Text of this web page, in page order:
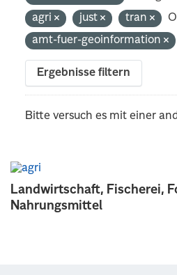
Landwirtschaft, Fischerei,
Nahrungsmittel
agri
just tran
amt-fuer-geoinformation
Ergebnisse filtern
Bitte versuch es mit einer